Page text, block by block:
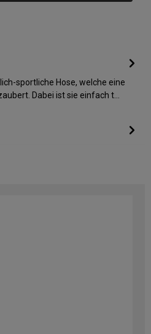
sportliche Hose, welche eine
Dabei ist sie einfach t…